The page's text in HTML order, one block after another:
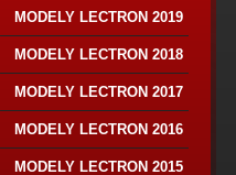
MODELY LECTRON 2019
MODELY LECTRON 2018
MODELY LECTRON 2017
MODELY LECTRON 2016
MODELY LECTRON 2015